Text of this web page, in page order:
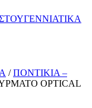
/ΠΟΝΤΙΚΙΑ –
OPTICAL